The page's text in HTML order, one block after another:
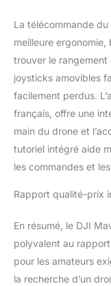
La télécommande
meilleure
trouver le
joysticks amovibles
facilement perdus.
français, offre une
main du drone et
tutoriel intégré aide
les commandes et
Rapport qualité-prix
En résumé, le DJI
polyvalent au
pour les amateurs
la recherche d’un